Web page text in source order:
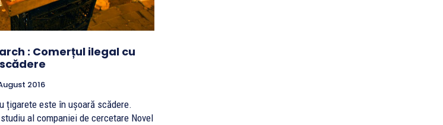
: Comerțul ilegal cu
2016
țigarete este în ușoară scădere.
al companiei de cercetare Novel